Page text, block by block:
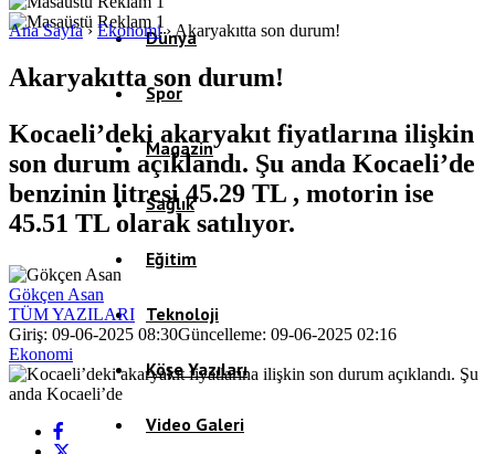
Dünya
Spor
Magazin
Sağlık
Eğitim
Teknoloji
Köşe Yazıları
Video Galeri
Ana Sayfa› Ekonomi› Akaryakıtta son durum!
Akaryakıtta son durum!
Kocaeli’deki akaryakıt fiyatlarına ilişkin
son durum açıklandı. Şu anda Kocaeli’de
benzinin litresi 45.29 TL , motorin ise
45.51 TL olarak satılıyor.
Gökçen Asan
TÜM YAZILARI
Giriş: 09-06-2025 08:30Güncelleme: 09-06-2025 02:16
Ekonomi